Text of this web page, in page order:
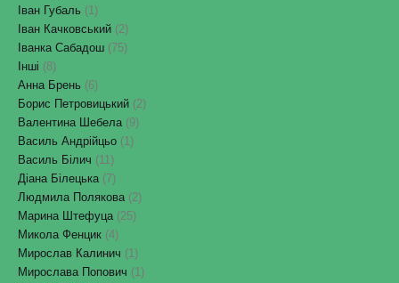
Іван Губаль (1)
Іван Качковський (2)
Іванка Сабадош (75)
Інші (8)
Анна Брень (6)
Борис Петровицький (2)
Валентина Шебела(9)
Василь Андрійцьо (1)
Василь Білич (11)
Діана Білецька(7)
Людмила Полякова(2)
Марина Штефуца(25)
Микола Фенцик (4)
Мирослав Калинич (1)
Мирослава Попович (1)